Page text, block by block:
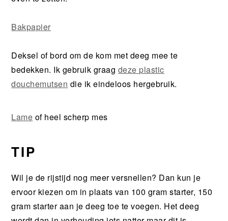
Bakpapier
Deksel of bord om de kom met deeg mee te
bedekken. Ik gebruik graag deze plastic
douchemutsen die ik eindeloos hergebruik.
Lame of heel scherp mes
TIP
Wil je de rijstijd nog meer versnellen? Dan kun je
ervoor kiezen om in plaats van 100 gram starter, 150
gram starter aan je deeg toe te voegen. Het deeg